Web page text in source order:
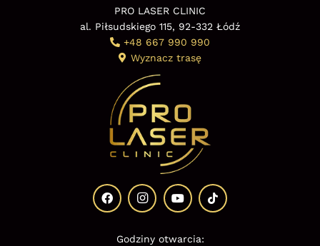
PRO LASER CLINIC
al. Piłsudskiego 115, 92-332 Łódź
+48 667 990 990
Wyznacz trasę
Godziny otwarcia: